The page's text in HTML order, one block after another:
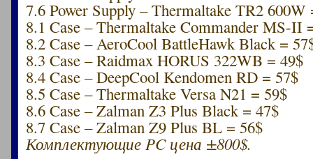
7.6 Power Supply – Thermaltake TR2 600W
8.1 Case – Thermaltake Commander MS-II
8.2 Case – AeroCool BattleHawk Black =
8.3 Case – Raidmax HORUS 322WB = 49$
8.4 Case – DeepCool Kendomen RD = 57$
8.5 Case – Thermaltake Versa N21 = 59$
8.6 Case – Zalman Z3 Plus Black = 47$
8.7 Case – Zalman Z9 Plus BL = 56$
Комплектующие PC цена ±800$.